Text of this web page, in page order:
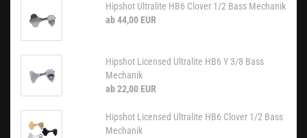
Hipshot Ultralite HB6 Clover 1/2 Bass Mechanik
ab 44,00 EUR
Hipshot Licensed Ultralite HB6 Y 3/8 Bass
Mechanik
ab 22,00 EUR
Hipshot Licensed Ultralite HB6 Clover 1/2 Bass
Mechanik